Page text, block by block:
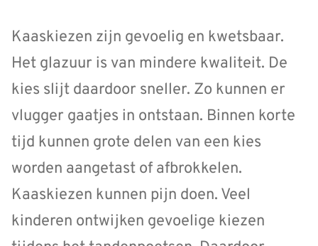
Kaaskiezen zijn gevoelig en kwetsbaar.
Het glazuur is van mindere kwaliteit. De
kies slijt daardoor sneller. Zo kunnen er
vlugger gaatjes in ontstaan. Binnen korte
tijd kunnen grote delen van een kies
worden aangetast of afbrokkelen.
Kaaskiezen kunnen pijn doen. Veel
kinderen ontwijken gevoelige kiezen